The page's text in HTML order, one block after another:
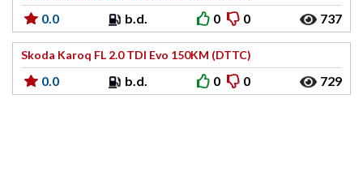
0.0 b.d. 0 0 737
Skoda Karoq FL 2.0 TDI Evo 150KM (DTTC)
0.0 b.d. 0 0 729